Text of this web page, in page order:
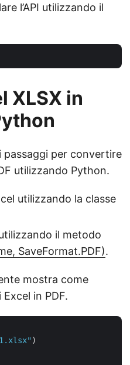
l’API utilizzando il
XLSX in
per convertire
utilizzando Python.
utilizzando la classe
il metodo
SaveFormat.PDF).
mostra come
in PDF.
)